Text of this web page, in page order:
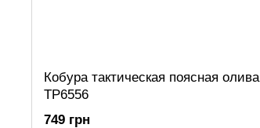
Кобура тактическая поясная олива
ТР6556
749 грн